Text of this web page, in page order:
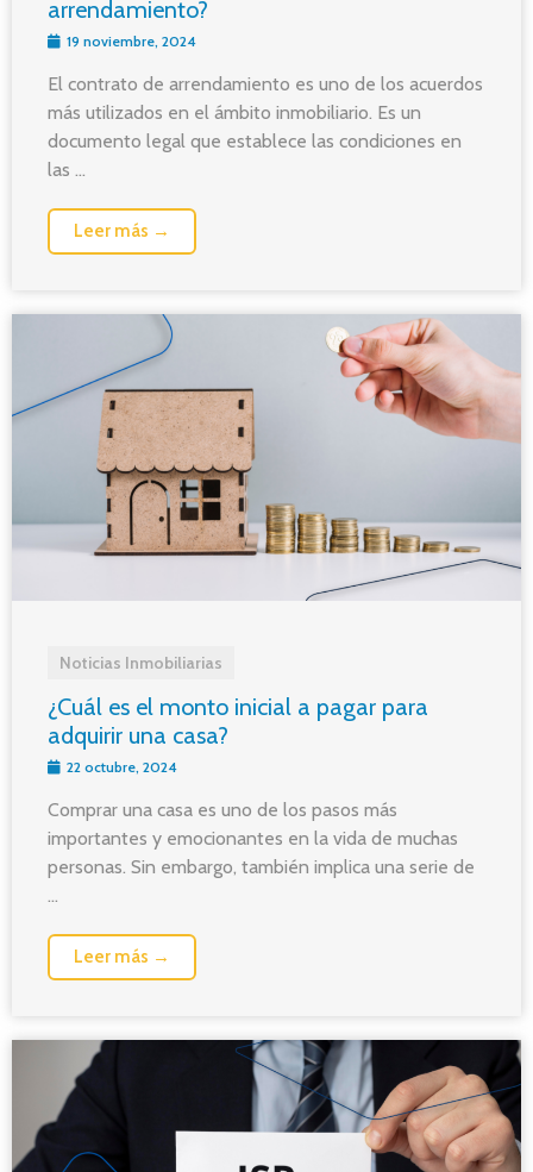
arrendamiento?
19 noviembre, 2024
El contrato de arrendamiento es uno de los acuerdos
más utilizados en el ámbito inmobiliario. Es un
documento legal que establece las condiciones en
las ...
Leer más →
Noticias Inmobiliarias
¿Cuál es el monto inicial a pagar para
adquirir una casa?
22 octubre, 2024
Comprar una casa es uno de los pasos más
importantes y emocionantes en la vida de muchas
personas. Sin embargo, también implica una serie de
...
Leer más →